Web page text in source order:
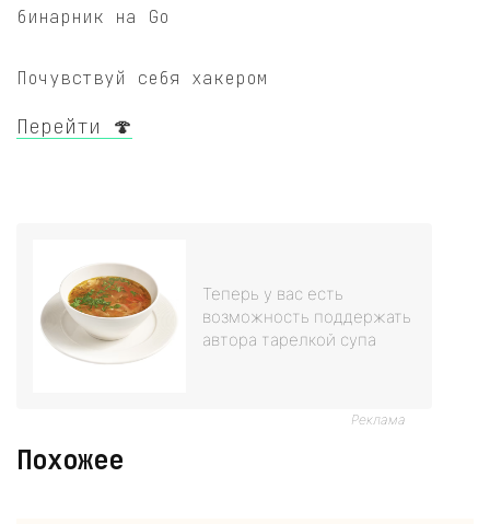
бинарник на Go
Почувствуй себя хакером
Перейти 🍄
Теперь у вас есть
возможность поддержать
автора тарелкой супа
Реклама
Похожее